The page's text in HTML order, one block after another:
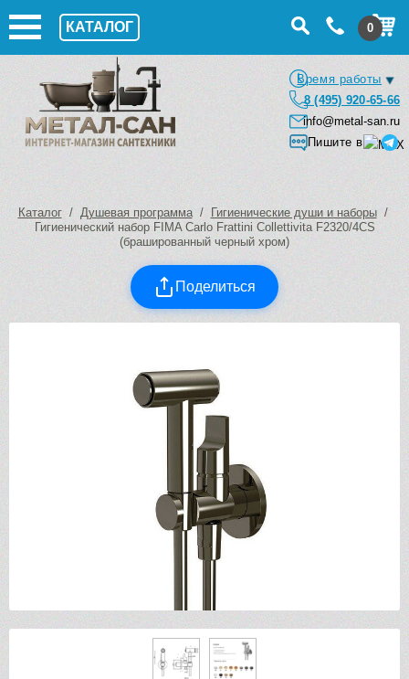
КАТАЛОГ 0
Время работы
8 (495) 920-65-66
info@metal-san.ru
Пишите в
Каталог/ Душевая программа/ Гигиенические души и наборы/
Гигиенический набор FIMA Carlo Frattini Collettivita F2320/4CS
(брашированный черный хром)
Поделиться